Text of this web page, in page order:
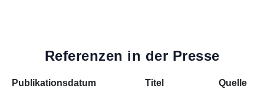
Referenzen in der Presse
Publikationsdatum Titel Quelle